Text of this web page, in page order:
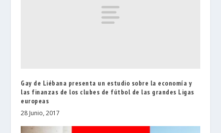
Gay de Liébana presenta un estudio sobre la economía y
las finanzas de los clubes de fútbol de las grandes Ligas
europeas
28 Junio, 2017